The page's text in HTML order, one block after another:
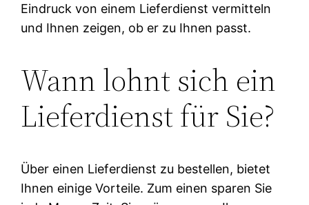
Eindruck von einem Lieferdienst vermitteln
und Ihnen zeigen, ob er zu Ihnen passt.
Wann lohnt sich ein
Lieferdienst für Sie?
Über einen Lieferdienst zu bestellen, bietet
Ihnen einige Vorteile. Zum einen sparen Sie